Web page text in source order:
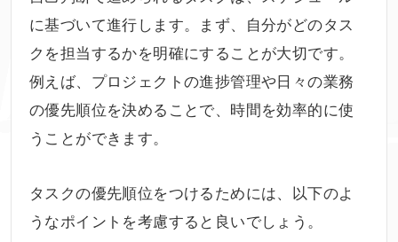
に基づいて進行します。まず、自分がどのタス
クを担当するかを明確にすることが大切です。
例えば、プロジェクトの進捗管理や日々の業務
の優先順位を決めることで、時間を効率的に使
うことができます。
タスクの優先順位をつけるためには、以下のよ
うなポイントを考慮すると良いでしょう。